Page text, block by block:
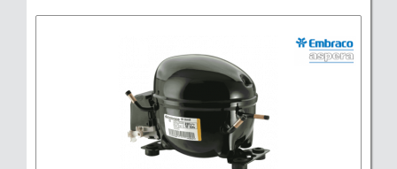
Embraco Aspera
Тип: Низкотемпературные LBP
Работает на: R600